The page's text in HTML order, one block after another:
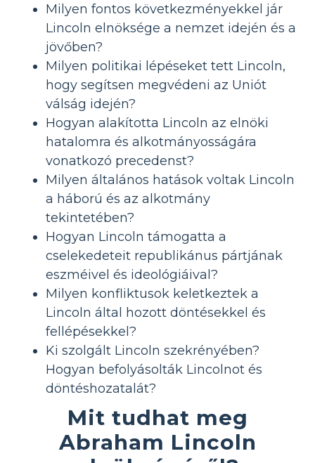
Milyen fontos következményekkel jár
Lincoln elnöksége a nemzet idején és a
jövőben?
Milyen politikai lépéseket tett Lincoln,
hogy segítsen megvédeni az Uniót
válság idején?
Hogyan alakította Lincoln az elnöki
hatalomra és alkotmányosságára
vonatkozó precedenst?
Milyen általános hatások voltak Lincoln
a háború és az alkotmány
tekintetében?
Hogyan Lincoln támogatta a
cselekedeteit republikánus pártjának
eszméivel és ideológiáival?
Milyen konfliktusok keletkeztek a
Lincoln által hozott döntésekkel és
fellépésekkel?
Ki szolgált Lincoln szekrényében?
Hogyan befolyásolták Lincolnot és
döntéshozatalát?
Mit tudhat meg
Abraham Lincoln